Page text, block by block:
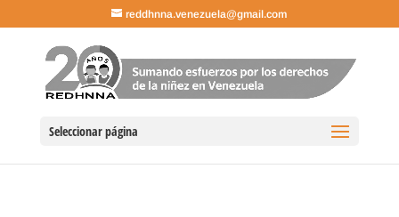
reddhnna.venezuela@gmail.com
Seleccionar página